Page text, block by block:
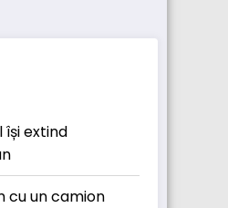
își extind
cu un camion